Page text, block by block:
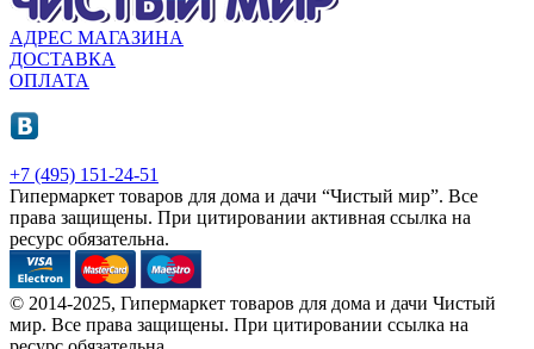
АДРЕС МАГАЗИНА
ДОСТАВКА
ОПЛАТА
+7 (495) 151-24-51
Гипермаркет товаров для дома и дачи “Чистый мир”. Все
права защищены. При цитировании активная ссылка на
ресурс обязательна.
© 2014-2025, Гипермаркет товаров для дома и дачи Чистый
мир. Все права защищены. При цитировании ссылка на